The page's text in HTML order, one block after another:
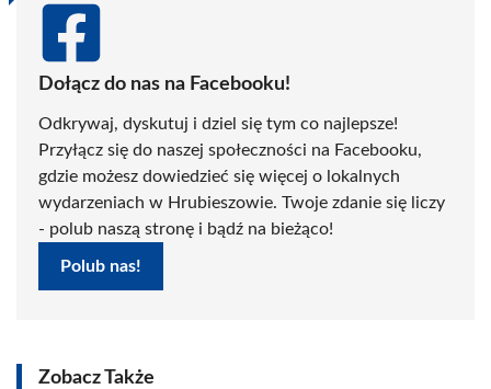
Dołącz do nas na Facebooku!
Odkrywaj, dyskutuj i dziel się tym co najlepsze!
Przyłącz się do naszej społeczności na Facebooku,
gdzie możesz dowiedzieć się więcej o lokalnych
wydarzeniach w Hrubieszowie. Twoje zdanie się liczy
- polub naszą stronę i bądź na bieżąco!
Polub nas!
Zobacz Także